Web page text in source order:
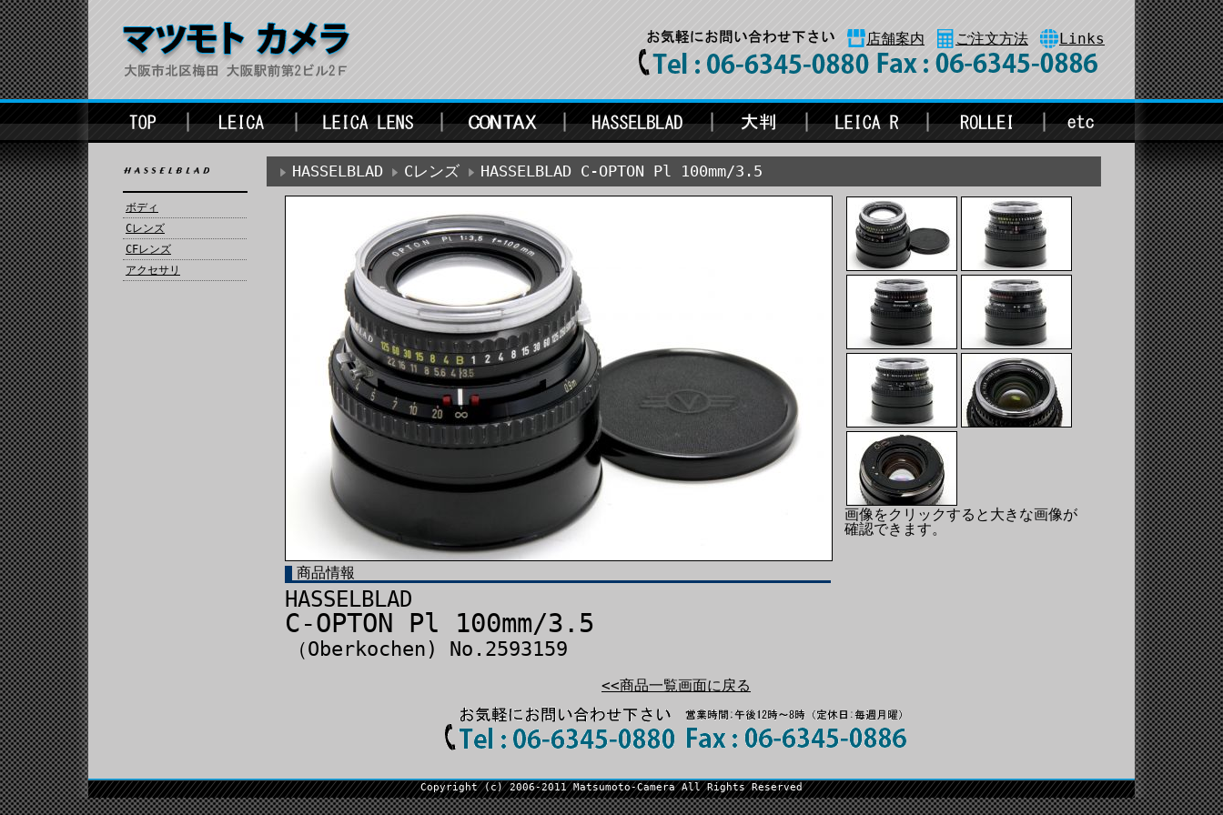
店舗案内 ご注文方法 Links
ボディ
Cレンズ
CFレンズ
アクセサリ
HASSELBLAD Cレンズ HASSELBLAD C-OPTON Pl 100mm/3.5
商品情報
HASSELBLAD
C-OPTON Pl 100mm/3.5
（Oberkochen) No.2593159
画像をクリックすると大きな画像が
確認できます。
<<商品一覧画面に戻る
Copyright (c) 2006-2011 Matsumoto-Camera All Rights Reserved